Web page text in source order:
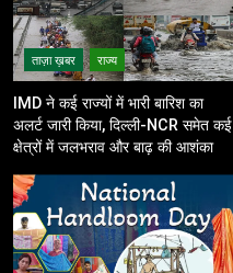
ताज़ा ख़बर राज्य
IMD ने कई राज्यों में भारी बारिश का
अलर्ट जारी किया, दिल्ली-NCR समेत कई
क्षेत्रों में जलभराव और बाढ़ की आशंका